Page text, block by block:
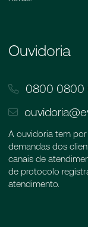
Ouvidoria
0800 0800
A ouvidoria tem
demandas dos
canais de
de protocolo
atendimento.